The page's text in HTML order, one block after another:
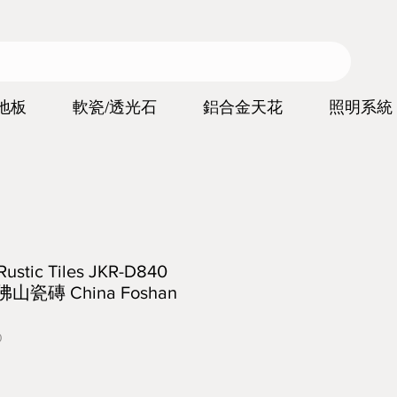
板 軟瓷/透光石 鋁合金天花 照明系統
Tiles JKR-D840
山瓷磚 China Foshan